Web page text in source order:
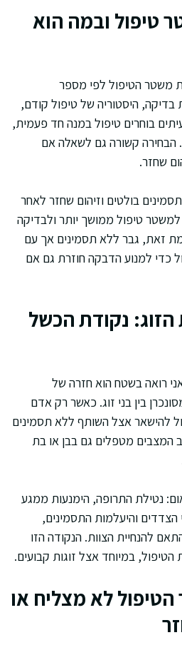
טיפול ובמה הוא
משטר הטיפול לפי מספר
היסטוריה של טיפול קודם,
בוחרים טיפול במנה חד פעמית,
הבחירה קשורה גם לשאלה אם
שחזר.
בולטים וזיהום שחזר לאחר
טיפול ממושך יותר ולבדיקה
זאת, גבר ללא תסמינים אך עם
כדי למנוע הדבקה חוזרת גם אם
הזוג: נקודת הכשל
רואה בשטח הוא חזרה של
בין בני זוג. כאשר רק אדם
להישאר אצל השותף ללא תסמינים
המצבים מטפלים גם בבן או בת
נטילת התרופה, הימנעות ממגע
הצדדים והיעלמות התסמינים,
להנחיית הצוות. הנקודה הזו
הטיפול, במיוחד אצל זוגות קבועים.
לא מצליח או